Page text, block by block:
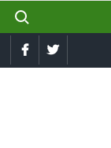
for:
Twitter